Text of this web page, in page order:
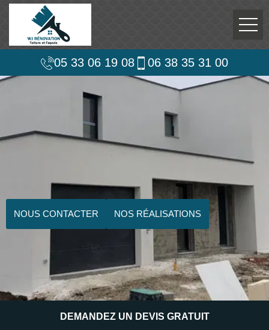
05 33 06 19 08 06 38 35 31 00
NOUS CONTACTER NOS RÉALISATIONS
DEMANDEZ UN DEVIS GRATUIT